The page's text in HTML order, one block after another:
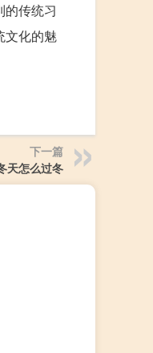
传统习
文化的魅
下一篇
天怎么过冬